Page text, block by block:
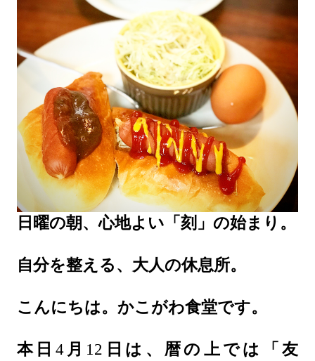
日曜の朝、心地よい「刻」の始まり。
自分を整える、大人の休息所。
こんにちは。かこがわ食堂です。
本日 4月 12 日は、暦の上では「友